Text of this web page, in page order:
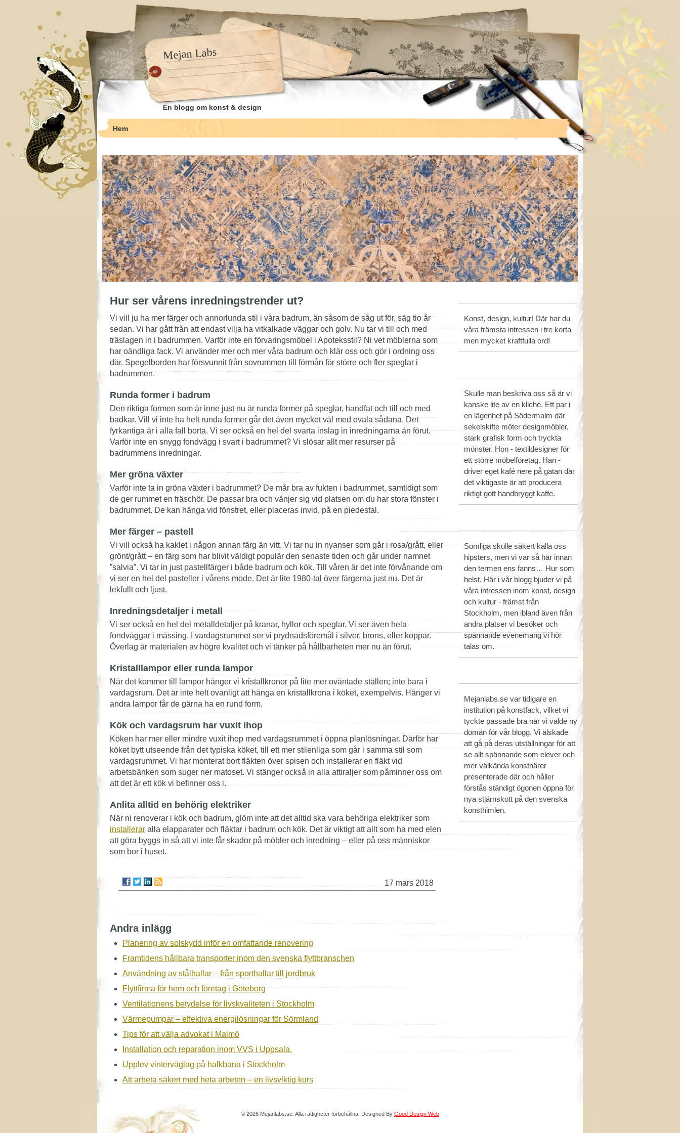
Mejan Labs
En blogg om konst & design
Hem
Hur ser vårens inredningstrender ut?
Vi vill ju ha mer färger och annorlunda stil i våra badrum, än såsom de såg ut för, säg tio år
sedan. Vi har gått från att endast vilja ha vitkalkade väggar och golv. Nu tar vi till och med
träslagen in i badrummen. Varför inte en förvaringsmöbel i Apoteksstil? Ni vet möblerna som
har oändliga fack. Vi använder mer och mer våra badrum och klär oss och gör i ordning oss
där. Spegelborden har försvunnit från sovrummen till förmån för större och fler speglar i
badrummen.
Runda former i badrum
Den riktiga formen som är inne just nu är runda former på speglar, handfat och till och med
badkar. Vill vi inte ha helt runda former går det även mycket väl med ovala sådana. Det
fyrkantiga är i alla fall borta. Vi ser också en hel del svarta inslag in inredningarna än förut.
Varför inte en snygg fondvägg i svart i badrummet? Vi slösar allt mer resurser på
badrummens inredningar.
Mer gröna växter
Varför inte ta in gröna växter i badrummet? De mår bra av fukten i badrummet, samtidigt som
de ger rummet en fräschör. De passar bra och vänjer sig vid platsen om du har stora fönster i
badrummet. De kan hänga vid fönstret, eller placeras invid, på en piedestal.
Mer färger – pastell
Vi vill också ha kaklet i någon annan färg än vitt. Vi tar nu in nyanser som går i rosa/grått, eller
grönt/grått – en färg som har blivit väldigt populär den senaste tiden och går under namnet
”salvia”. Vi tar in just pastellfärger i både badrum och kök. Till våren är det inte förvånande om
vi ser en hel del pasteller i vårens mode. Det är lite 1980-tal över färgerna just nu. Det är
lekfullt och ljust.
Inredningsdetaljer i metall
Vi ser också en hel del metalldetaljer på kranar, hyllor och speglar. Vi ser även hela
fondväggar i mässing. I vardagsrummet ser vi prydnadsföremål i silver, brons, eller koppar.
Överlag är materialen av högre kvalitet och vi tänker på hållbarheten mer nu än förut.
Kristalllampor eller runda lampor
När det kommer till lampor hänger vi kristallkronor på lite mer oväntade ställen; inte bara i
vardagsrum. Det är inte helt ovanligt att hänga en kristallkrona i köket, exempelvis. Hänger vi
andra lampor får de gärna ha en rund form.
Kök och vardagsrum har vuxit ihop
Köken har mer eller mindre vuxit ihop med vardagsrummet i öppna planlösningar. Därför har
köket bytt utseende från det typiska köket, till ett mer stilenliga som går i samma stil som
vardagsrummet. Vi har monterat bort fläkten över spisen och installerar en fläkt vid
arbetsbänken som suger ner matoset. Vi stänger också in alla attiraljer som påminner oss om
att det är ett kök vi befinner oss i.
Anlita alltid en behörig elektriker
När ni renoverar i kök och badrum, glöm inte att det alltid ska vara behöriga elektriker som
installerar alla elapparater och fläktar i badrum och kök. Det är viktigt att allt som ha med elen
att göra byggs in så att vi inte får skador på möbler och inredning – eller på oss människor
som bor i huset.
17 mars 2018
Andra inlägg
Planering av solskydd inför en omfattande renovering
Framtidens hållbara transporter inom den svenska flyttbranschen
Användning av stålhallar – från sporthallar till jordbruk
Flyttfirma för hem och företag i Göteborg
Ventilationens betydelse för livskvaliteten i Stockholm
Värmepumpar – effektiva energilösningar för Sörmland
Tips för att välja advokat i Malmö
Installation och reparation inom VVS i Uppsala.
Upplev vinterväglag på halkbana i Stockholm
Att arbeta säkert med heta arbeten – en livsviktig kurs
Konst, design, kultur! Där har du
våra främsta intressen i tre korta
men mycket kraftfulla ord!
Skulle man beskriva oss så är vi
kanske lite av en kliché. Ett par i
en lägenhet på Södermalm där
sekelskifte möter designmöbler,
stark grafisk form och tryckta
mönster. Hon - textildesigner för
ett större möbelföretag. Han -
driver eget kafé nere på gatan där
det viktigaste är att producera
riktigt gott handbryggt kaffe.
Somliga skulle säkert kalla oss
hipsters, men vi var så här innan
den termen ens fanns… Hur som
helst. Här i vår blogg bjuder vi på
våra intressen inom konst, design
och kultur - främst från
Stockholm, men ibland även från
andra platser vi besöker och
spännande evenemang vi hör
talas om.
Mejanlabs.se var tidigare en
institution på konstfack, vilket vi
tyckte passade bra när vi valde ny
domän för vår blogg. Vi älskade
att gå på deras utställningar för att
se allt spännande som elever och
mer välkända konstnärer
presenterade där och håller
förstås ständigt ögonen öppna för
nya stjärnskott på den svenska
konsthimlen.
© 2026 Mejanlabs.se. Alla rättigheter förbehållna. Designed By Good Design Web